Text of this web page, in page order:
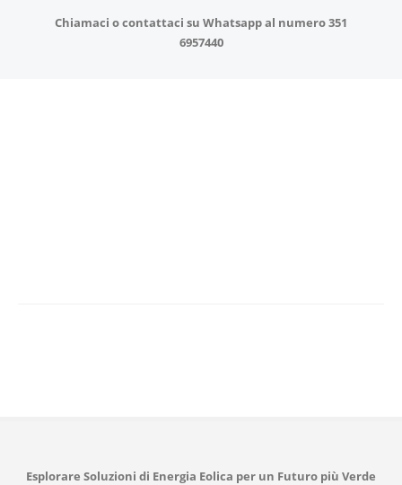
Chiamaci o contattaci su Whatsapp al numero351
6957440
Esplorare Soluzioni di Energia Eolica per un Futuro più Verde